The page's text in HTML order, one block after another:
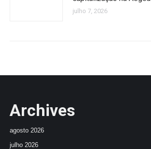
julho 7, 2026
Archives
agosto 2026
julho 2026